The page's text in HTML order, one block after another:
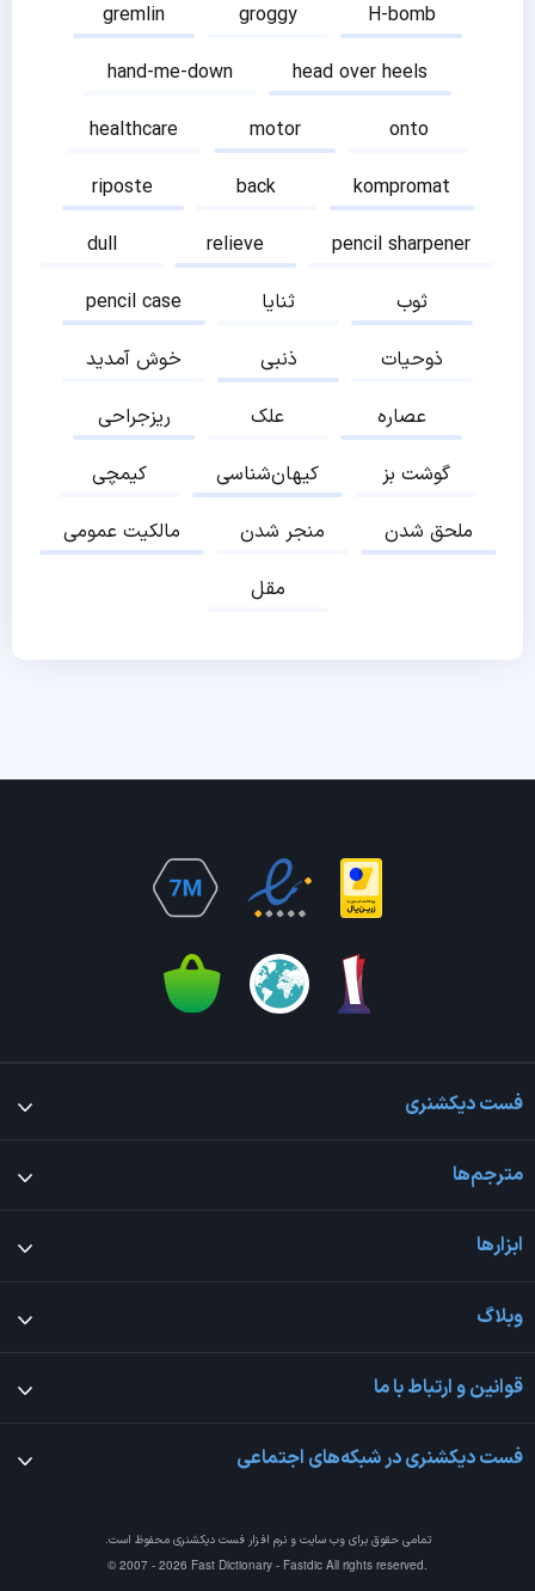
gremlin groggy
H-bomb
hand-me-down
head over heels
healthcare
motor
onto
riposte
back
kompromat
dull
relieve
pencil sharpener
pencil case
ثنایا
ثوب
خوش آمدید
ذنبی
ذوحیات
ریزجراحی
علک
عصاره
کیمچی
کیهان‌شناسی
گوشت بز
مالکیت عمومی
منجر شدن
ملحق شدن
مقل
فست دیکشنری
مترجم‌ها
ابزارها
وبلاگ
قوانین و ارتباط با ما
فست دیکشنری در شبکه‌های اجتماعی
تمامی حقوق برای وب سایت و نرم افزارفست دیکشنری محفوظ است.
© 2007 - 2026 Fast Dictionary - Fastdic All rights reserved.